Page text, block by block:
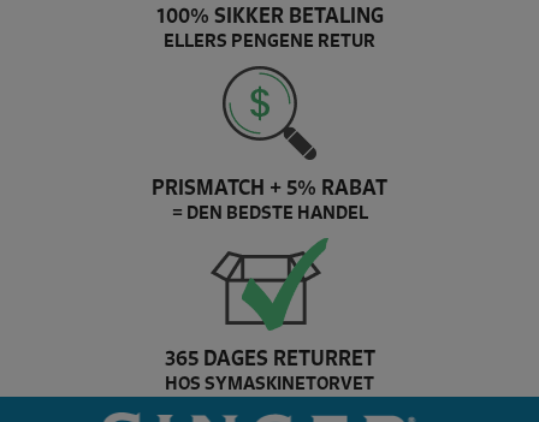
100% SIKKER BETALING
ELLERS PENGENE RETUR
PRISMATCH + 5% RABAT
= DEN BEDSTE HANDEL
365 DAGES RETURRET
HOS SYMASKINETORVET
Pfaff Brand slider